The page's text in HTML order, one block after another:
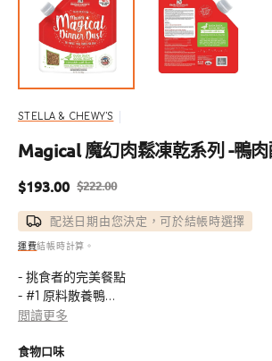
體
檔
案
STELLA & CHEWY'S
Magical 魔幻肉鬆凍乾系列 -鴨
售
價
$193.00
定
價
$222.00
配送日期由您決定，可於結帳時選擇
運費結帳時計算。
- 挑食者的完美餐點
- #1 原料散養鴨
- 95% 鴨肉、內臟和骨頭
- 添加了牛磺酸
閲讀更多
食物口味